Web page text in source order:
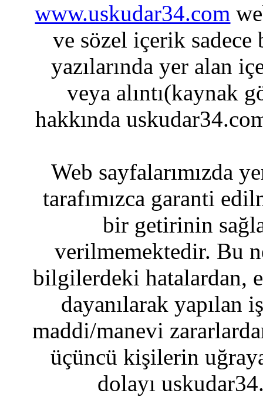
www.uskudar34.com
ve sözel içerik sadece
yazılarında yer alan
veya alıntı(kaynak
hakkında
Web sayfalarımızda
tarafımızca garanti
bir getirinin
verilmemektedir. Bu
bilgilerdeki hatalardan,
dayanılarak yapılan
maddi/manevi
üçüncü kişilerin
dolayı